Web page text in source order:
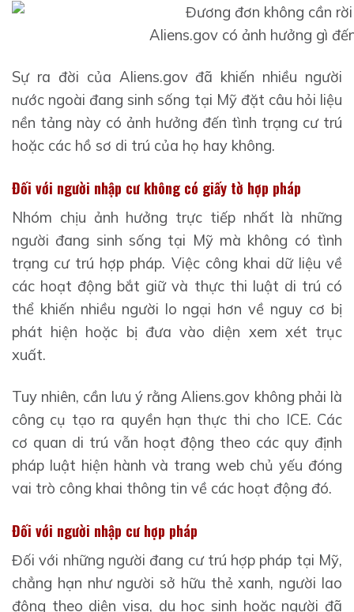
Aliens.gov có ảnh hưởng gì
Sự ra đời của Aliens.gov đã khiến nhiều người
nước ngoài đang sinh sống tại Mỹ đặt câu hỏi liệu
nền tảng này có ảnh hưởng đến tình trạng cư trú
hoặc các hồ sơ di trú của họ hay không.
Đối với người nhập cư không có giấy tờ hợp pháp
Nhóm chịu ảnh hưởng trực tiếp nhất là những
người đang sinh sống tại Mỹ mà không có tình
trạng cư trú hợp pháp. Việc công khai dữ liệu về
các hoạt động bắt giữ và thực thi luật di trú có
thể khiến nhiều người lo ngại hơn về nguy cơ bị
phát hiện hoặc bị đưa vào diện xem xét trục
xuất.
Tuy nhiên, cần lưu ý rằng Aliens.gov không phải là
công cụ tạo ra quyền hạn thực thi cho ICE. Các
cơ quan di trú vẫn hoạt động theo các quy định
pháp luật hiện hành và trang web chủ yếu đóng
vai trò công khai thông tin về các hoạt động đó.
Đối với người nhập cư hợp pháp
Đối với những người đang cư trú hợp pháp tại Mỹ,
chẳng hạn như người sở hữu thẻ xanh, người lao
động theo diện visa, du học sinh hoặc người đã